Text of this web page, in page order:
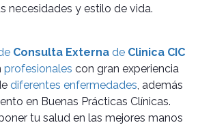
necesidades y estilo de vida.
Consulta Externa de Clinica CIC
profesionales con gran experiencia
diferentes enfermedades , además
en Buenas Prácticas Clínicas.
tu salud en las mejores manos